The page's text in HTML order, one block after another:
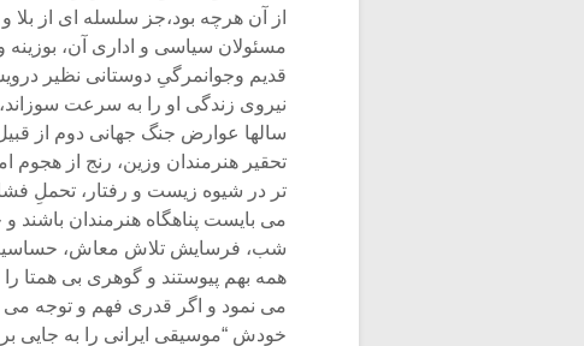
از آن هرچه بود،جز سلسله ای از بلا
مسئولان سیاسی و اداری آن، بوزینه
قدیم وجوانمرگیِ دوستانی نظیر
نیروی زندگی او را به سرعت
سالها عوارض جنگ جهانی دوم از
تحقیر هنرمندان وزین، رنج از هجوم
تر در شیوه زیست و رفتار، تحملِ فشار
می بایست پناهگاه هنرمندان باشند و
شب، فرسایش تلاش معاش،
همه بهم پیوستند و گوهری بی
می نمود و اگر قدری فهم و توجه
خودش “موسیقی ایرانی را به جایی